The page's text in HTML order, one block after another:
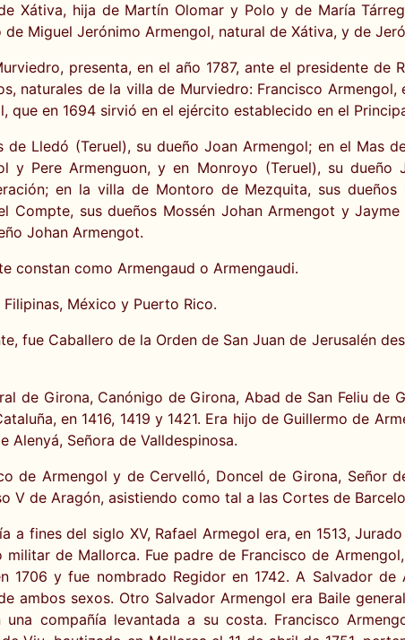
Xátiva, hija de Martín Olomar y Polo y de María
Miguel Jerónimo Armengol, natural de Xátiva, y de
presenta, en el año 1787, ante el presidente
naturales de la villa de Murviedro: Francisco
que en 1694 sirvió en el ejército establecido en el
Lledó (Teruel), su dueño Joan Armengol; en el Mas
y Pere Armenguon, y en Monroyo (Teruel), su
en la villa de Montoro de Mezquita, sus
Compte, sus dueños Mossén Johan Armengot y
Johan Armengot.
constan como Armengaud o Armengaudi.
México y Puerto Rico.
fue Caballero de la Orden de San Juan de Jerusalén
de Girona, Canónigo de Girona, Abad de San Feliu
en 1416, 1419 y 1421. Era hijo de Guillermo de
Alenyá, Señora de Valldespinosa.
de Armengol y de Cervelló, Doncel de Girona,
V de Aragón, asistiendo como tal a las Cortes de
a fines del siglo XV, Rafael Armegol era, en 1513,
de Mallorca. Fue padre de Francisco de
1706 y fue nombrado Regidor en 1742. A Salvador
ambos sexos. Otro Salvador Armengol era Baile
compañía levantada a su costa. Francisco